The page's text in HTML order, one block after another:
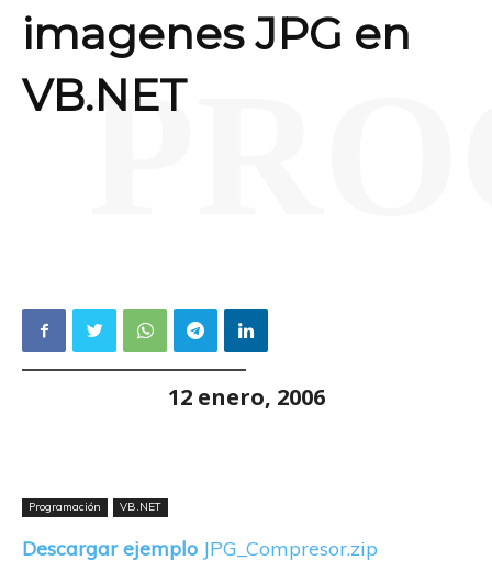
imagenes JPG en
VB.NET
12 enero, 2006
Programación VB.NET
Descargar ejemplo JPG_Compresor.zip